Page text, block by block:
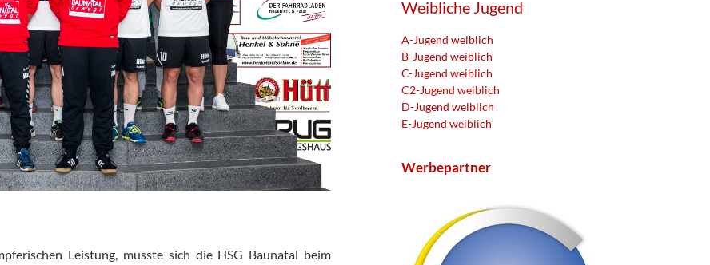
Leistung, musste sich die HSG Baunatal beim
Weibliche Jugend
A-Jugend weiblich
B-Jugend weiblich
C-Jugend weiblich
C2-Jugend weiblich
D-Jugend weiblich
E-Jugend weiblich
Werbepartner